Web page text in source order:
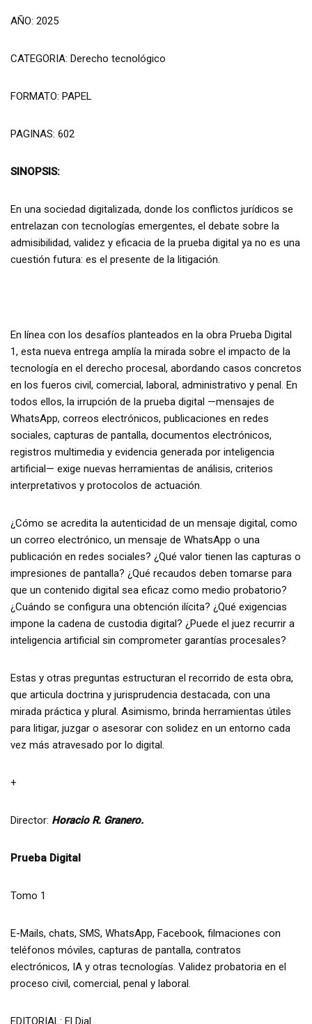
AÑO: 2025
CATEGORIA: Derecho tecnológico
FORMATO: PAPEL
PAGINAS: 602
SINOPSIS:
En una sociedad digitalizada, donde los conflictos jurídicos se
entrelazan con tecnologías emergentes, el debate sobre la
admisibilidad, validez y eficacia de la prueba digital ya no es una
cuestión futura: es el presente de la litigación.
En línea con los desafíos planteados en la obra Prueba Digital
1, esta nueva entrega amplía la mirada sobre el impacto de la
tecnología en el derecho procesal, abordando casos concretos
en los fueros civil, comercial, laboral, administrativo y penal. En
todos ellos, la irrupción de la prueba digital —mensajes de
WhatsApp, correos electrónicos, publicaciones en redes
sociales, capturas de pantalla, documentos electrónicos,
registros multimedia y evidencia generada por inteligencia
artificial— exige nuevas herramientas de análisis, criterios
interpretativos y protocolos de actuación.
¿Cómo se acredita la autenticidad de un mensaje digital, como
un correo electrónico, un mensaje de WhatsApp o una
publicación en redes sociales? ¿Qué valor tienen las capturas o
impresiones de pantalla? ¿Qué recaudos deben tomarse para
que un contenido digital sea eficaz como medio probatorio?
¿Cuándo se configura una obtención ilícita? ¿Qué exigencias
impone la cadena de custodia digital? ¿Puede el juez recurrir a
inteligencia artificial sin comprometer garantías procesales?
Estas y otras preguntas estructuran el recorrido de esta obra,
que articula doctrina y jurisprudencia destacada, con una
mirada práctica y plural. Asimismo, brinda herramientas útiles
para litigar, juzgar o asesorar con solidez en un entorno cada
vez más atravesado por lo digital.
+
Director: Horacio R. Granero.
Prueba Digital
Tomo 1
E-Mails, chats, SMS, WhatsApp, Facebook, filmaciones con
teléfonos móviles, capturas de pantalla, contratos
electrónicos, IA y otras tecnologías. Validez probatoria en el
proceso civil, comercial, penal y laboral.
EDITORIAL: El Dial